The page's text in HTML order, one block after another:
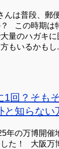
んは普段、郵
この時期は
量のハガキに
もいるかもし
1回？そも
と知らない
年の万博開催
した！ 大阪万